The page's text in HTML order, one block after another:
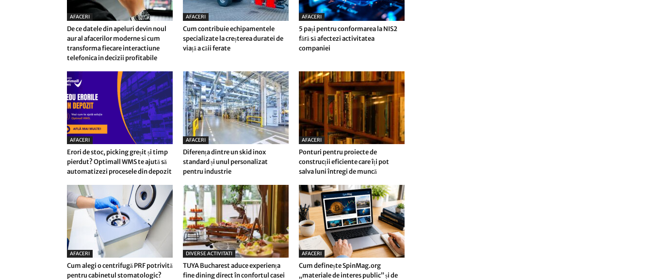
AFACERI
De ce datele din apeluri devin noul
aur al afacerilor moderne si cum
transforma fiecare interactiune
telefonica in decizii profitabile
AFACERI
Cum contribuie echipamentele
specializate la creșterea duratei de
viață a căii ferate
AFACERI
5 pași pentru conformarea la NIS2
fără să afectezi activitatea
companiei
AFACERI
Erori de stoc, picking greșit și timp
pierdut? Optimall WMS te ajută să
automatizezi procesele din depozit
AFACERI
Diferența dintre un skid inox
standard și unul personalizat
pentru industrie
AFACERI
Ponturi pentru proiecte de
construcții eficiente care îți pot
salva luni întregi de muncă
AFACERI
Cum alegi o centrifugă PRF potrivită
pentru cabinetul stomatologic?
DIVERSE ACTIVITATI
TUYA Bucharest aduce experiența
fine dining direct în confortul casei
AFACERI
Cum definește SpinMag.org
„materiale de interes public” și de